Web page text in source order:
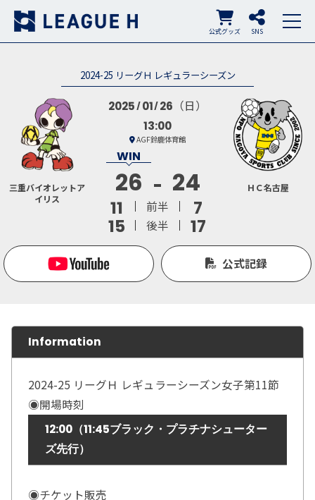
SNS
公式グッズ
2024-25 リーグＨ レギュラーシーズン
三重バイオレットア
イリス
2025 01 26 （日）
13:00
AGF鈴鹿体育館
26 24
11 前半
7
15
後半 17
ＨＣ名古屋
公式記録
Information
2024-25 リーグＨ レギュラーシーズン女子第11節
◉開場時刻
12:00（11:45ブラック・プラチナシューター
ズ先行）
◉チケット販売